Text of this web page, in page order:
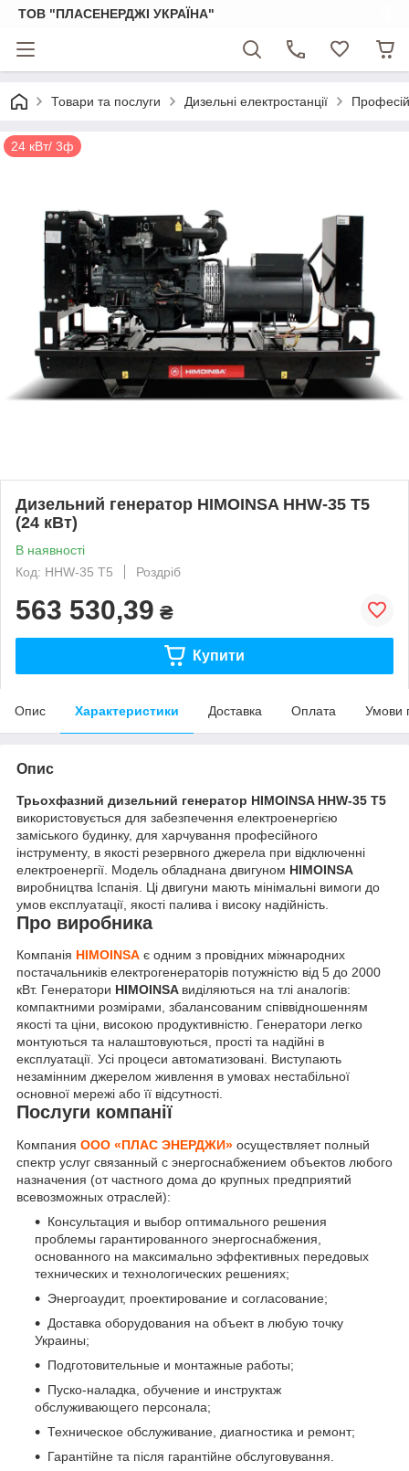
ТОВ "ПЛАСЕНЕРДЖІ УКРАЇНА"
Товари та послуги Дизельні електростанції
24 кВт/ 3ф
Дизельний генератор HIMOINSA HHW-35 T5
(24 кВт)
В наявності
Код: HHW-35 T5
Роздріб
563 530,39 ₴
Купити
Опис Характеристики Доставка Оплата Умови
Опис
Трьохфазний дизельний генератор HIMOINSA HHW-35 T5
використовується для забезпечення електроенергією
заміського будинку, для харчування професійного
інструменту, в якості резервного джерела при відключенні
електроенергії. Модель обладнана двигуном HIMOINSA
виробництва Іспанія. Ці двигуни мають мінімальні вимоги до
умов експлуатації, якості палива і високу надійність.
Про виробника
Компанія HIMOINSA є одним з провідних міжнародних
постачальників електрогенераторів потужністю від 5 до 2000
кВт. Генератори HIMOINSA виділяються на тлі аналогів:
компактними розмірами, збалансованим співвідношенням
якості та ціни, високою продуктивністю. Генератори легко
монтуються та налаштовуються, прості та надійні в
експлуатації. Усі процеси автоматизовані. Виступають
незамінним джерелом живлення в умовах нестабільної
основної мережі або її відсутності.
Послуги компанії
Компания ООО «ПЛАС ЭНЕРДЖИ» осуществляет полный
спектр услуг связанный с энергоснабжением объектов любого
назначения (от частного дома до крупных предприятий
всевозможных отраслей):
Консультация и выбор оптимального решения
проблемы гарантированного энергоснабжения,
основанного на максимально эффективных передовых
технических и технологических решениях;
Энергоаудит, проектирование и согласование;
Доставка оборудования на объект в любую точку
Украины;
Подготовительные и монтажные работы;
Пуско-наладка, обучение и инструктаж
обслуживающего персонала;
Техническое обслуживание, диагностика и ремонт;
Гарантійне та після гарантійне обслуговування.